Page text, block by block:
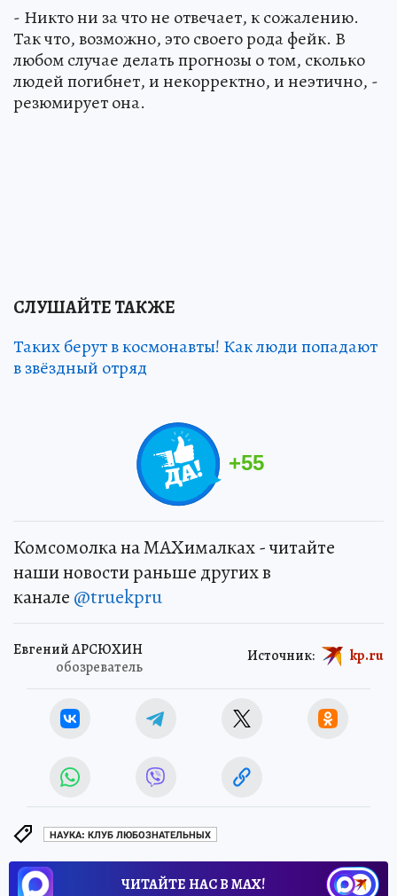
- Никто ни за что не отвечает, к сожалению.
Так что, возможно, это своего рода фейк. В
любом случае делать прогнозы о том, сколько
людей погибнет, и некорректно, и неэтично, -
резюмирует она.
СЛУШАЙТЕ ТАКЖЕ
Таких берут в космонавты! Как люди попадают
в звёздный отряд
+55
Комсомолка на MAXималках - читайте
наши новости раньше других в
канале @truekpru
Евгений АРСЮХИН
обозреватель
Источник: kp.ru
НАУКА: КЛУБ ЛЮБОЗНАТЕЛЬНЫХ
ЧИТАЙТЕ НАС В МАХ!